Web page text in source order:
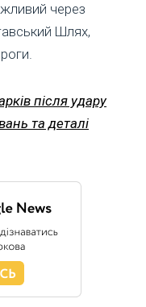
через
Шлях,
після удару
та деталі